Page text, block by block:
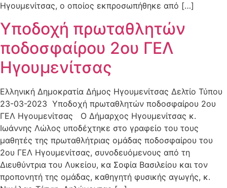
Ηγουμενίτσας, ο οποίος εκπροσωπήθηκε από […]
Υποδοχή πρωταθλητών
ποδοσφαίρου 2ου ΓΕΛ
Ηγουμενίτσας
Ελληνική Δημοκρατία Δήμος Ηγουμενίτσας Δελτίο Τύπου
23-03-2023 Υποδοχή πρωταθλητών ποδοσφαίρου 2ου
ΓΕΛ Ηγουμενίτσας Ο Δήμαρχος Ηγουμενίτσας κ.
Ιωάννης Λώλος υποδέχτηκε στο γραφείο του τους
μαθητές της πρωταθλήτριας ομάδας ποδοσφαίρου του
2ου ΓΕΛ Ηγουμενίτσας, συνοδευόμενους από τη
Διευθύντρια του Λυκείου, κα Σοφία Βασιλείου και τον
προπονητή της ομάδας, καθηγητή φυσικής αγωγής, κ.